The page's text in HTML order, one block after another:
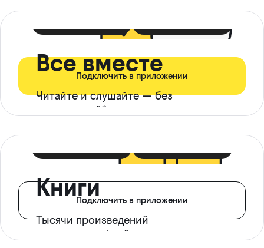
Все вместе
Читайте и слушайте — без
ограничений*
Подключить в приложении
Книги
Тысячи произведений
с доступом офлайн
Подключить в приложении